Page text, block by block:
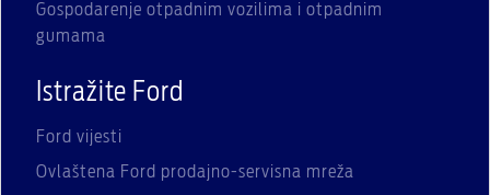
Gospodarenje otpadnim vozilima i otpadnim
gumama
Istražite Ford
Ford vijesti
Ovlaštena Ford prodajno-servisna mreža